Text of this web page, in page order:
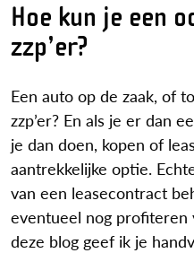
Hoe kun je een
zzp’er?
Een auto op de zaak, of
zzp’er? En als je er dan
je dan doen, kopen of
aantrekkelijke optie.
van een leasecontract
eventueel nog profiteren
deze blog geef ik je